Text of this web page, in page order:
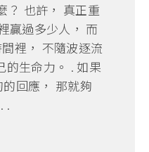
？ 也許， 真正重
贏過多少人， 而
裡， 不隨波逐流
的生命力。 . 如果
回應， 那就夠
.